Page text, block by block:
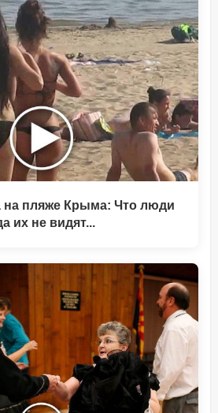
на пляже Крыма: Что люди
их не видят...